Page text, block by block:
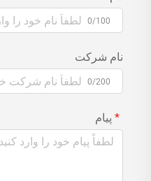
0/100
نام شرکت
0/200
پیام